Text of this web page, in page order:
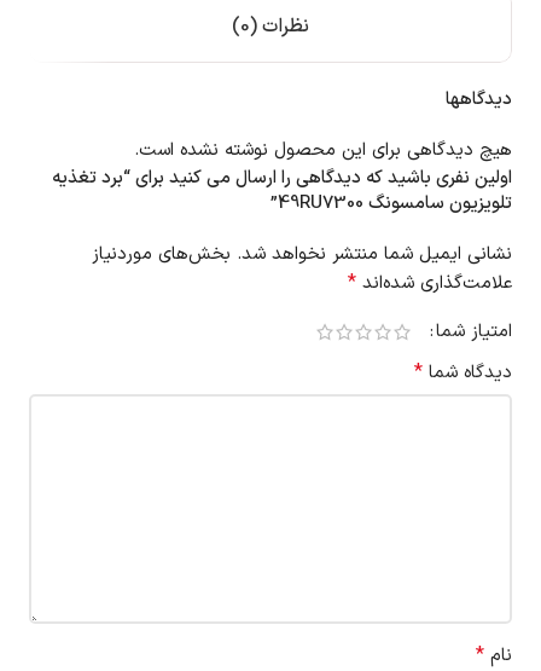
نظرات (0)
دیدگاهها
هیچ دیدگاهی برای این محصول نوشته نشده است.
اولین نفری باشید که دیدگاهی را ارسال می کنید برای “برد تغذیه
تلویزیون سامسونگ 49RU7300”
نشانی ایمیل شما منتشر نخواهد شد. بخش‌های موردنیاز
علامت‌گذاری شده‌اند *
امتیاز شما
دیدگاه شما *
نام *